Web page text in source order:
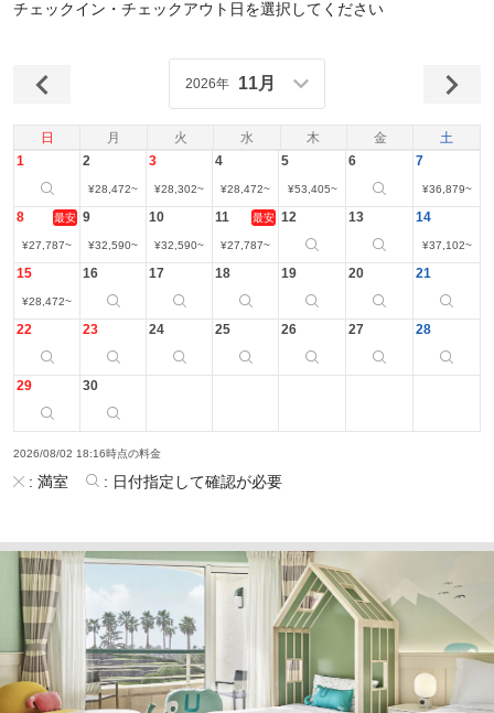
チェックイン・チェックアウト日を選択してください
日 月 火 水 木 金 土
2026年 11月
1 2
¥28,472~
3
¥28,302~
4
¥28,472~
5
¥53,405~
6 7
¥36,879~
8 最安
¥27,787~
9
¥32,590~
10
¥32,590~
11 最安
¥27,787~
12 13 14
¥37,102~
15
¥28,472~
16 17 18 19 20 21
22 23 24 25 26 27 28
29 30
2026/08/02 18:16時点の料金
: 満室 : 日付指定して確認が必要